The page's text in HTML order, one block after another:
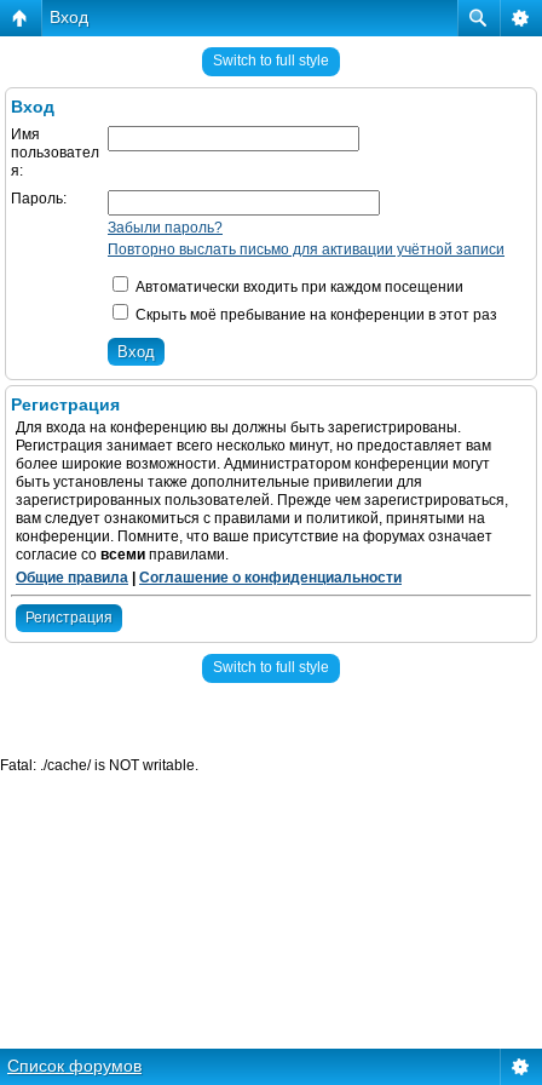
Вход
Switch to full style
Вход
Имя
пользовател
я:
Пароль:
Забыли пароль?
Повторно выслать письмо для активации учётной записи
Автоматически входить при каждом посещении
Скрыть моё пребывание на конференции в этот раз
Регистрация
Для входа на конференцию вы должны быть зарегистрированы.
Регистрация занимает всего несколько минут, но предоставляет вам
более широкие возможности. Администратором конференции могут
быть установлены также дополнительные привилегии для
зарегистрированных пользователей. Прежде чем зарегистрироваться,
вам следует ознакомиться с правилами и политикой, принятыми на
конференции. Помните, что ваше присутствие на форумах означает
согласие со всеми правилами.
Общие правила
Соглашение о конфиденциальности
Регистрация
Switch to full style
Список форумов
Fatal: ./cache/ is NOT writable.